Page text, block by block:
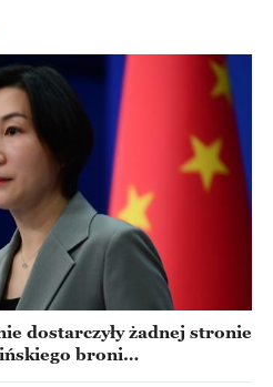
dostarczyły żadnej stronie
broni